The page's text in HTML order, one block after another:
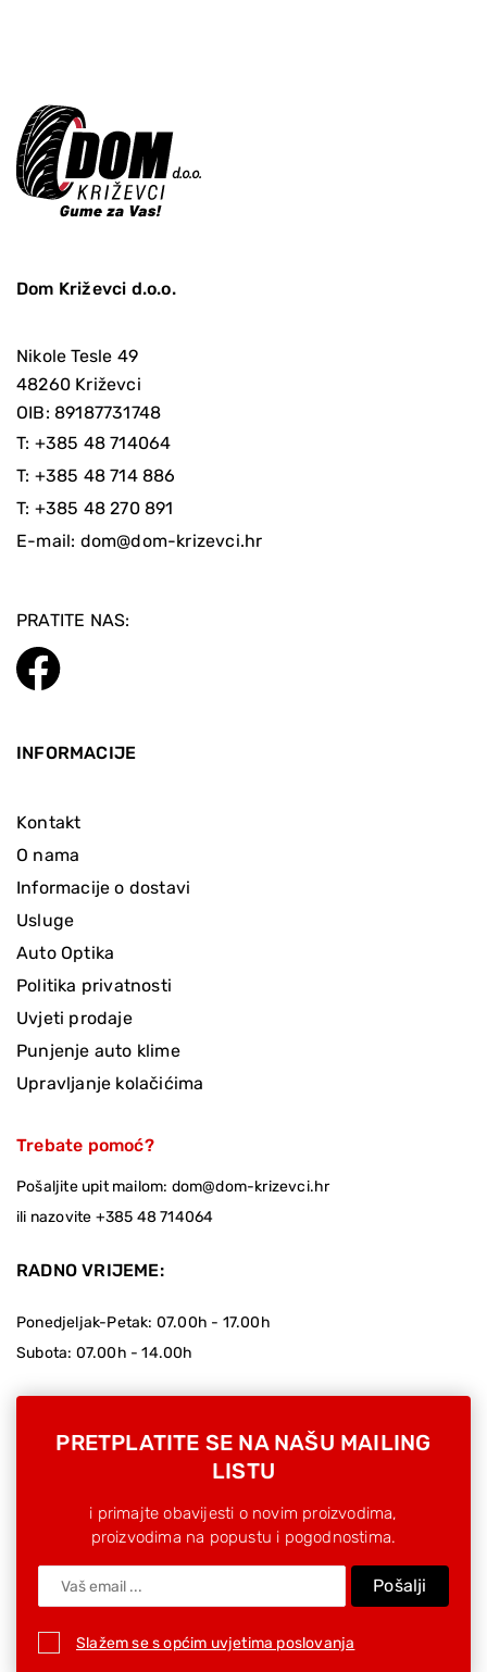
Dom Križevci d.o.o.
Nikole Tesle 49
48260 Križevci
OIB: 89187731748
T: +385 48 714064
T: +385 48 714 886
T: +385 48 270 891
E-mail: dom@dom-krizevci.hr
PRATITE NAS:
INFORMACIJE
Kontakt
O nama
Informacije o dostavi
Usluge
Auto Optika
Politika privatnosti
Uvjeti prodaje
Punjenje auto klime
Upravljanje kolačićima
Trebate pomoć?
Pošaljite upit mailom: dom@dom-krizevci.hr
ili nazovite +385 48 714064
RADNO VRIJEME:
Ponedjeljak-Petak: 07.00h - 17.00h
Subota: 07.00h - 14.00h
PRETPLATITE SE NA NAŠU MAILING
LISTU
i primajte obavijesti o novim proizvodima,
proizvodima na popustu i pogodnostima.
Pošalji
Slažem se s općim uvjetima poslovanja